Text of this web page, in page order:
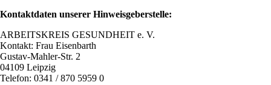
Kontaktdaten unserer Hinweisgeberstelle:
ARBEITSKREIS GESUNDHEIT e. V.
Kontakt: Frau Eisenbarth
Gustav-Mahler-Str. 2
04109 Leipzig
Telefon: 0341 / 870 5959 0